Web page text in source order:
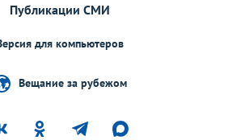
Публикации СМИ
для компьютеров
Вещание за рубежом